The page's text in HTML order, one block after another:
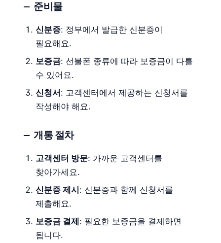
준비물
신분증: 정부에서 발급한 신분증이
필요해요.
보증금: 선불폰 종류에 따라 보증금이 다를
수 있어요.
신청서 : 고객센터에서 제공하는 신청서를
작성해야 해요.
개통 절차
고객센터 방문: 가까운 고객센터를
찾아가세요.
신분증 제시 : 신분증과 함께 신청서를
제출해요.
보증금 결제 : 필요한 보증금을 결제하면
됩니다.